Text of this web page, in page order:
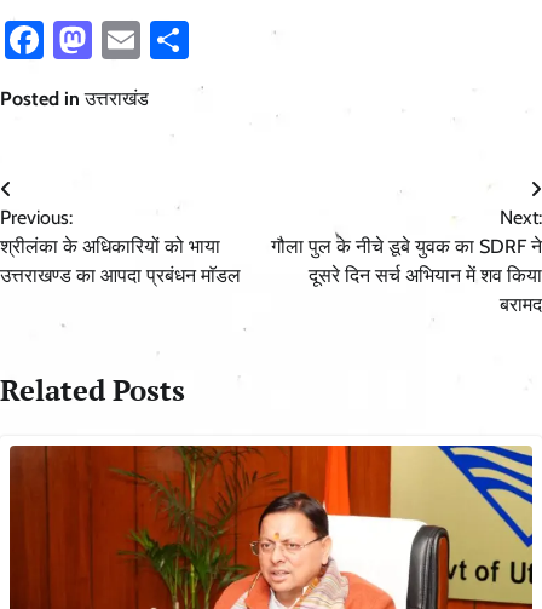
Facebook
Mastodon
EmailShare
Posted inउत्तराखंड
Post
navigation
Previous:
श्रीलंका के अधिकारियों को भाया
उत्तराखण्ड का आपदा प्रबंधन माॅडल
Next:
गौला पुल के नीचे डूबे युवक का SDRF ने
दूसरे दिन सर्च अभियान में शव किया
बरामद
Related Posts